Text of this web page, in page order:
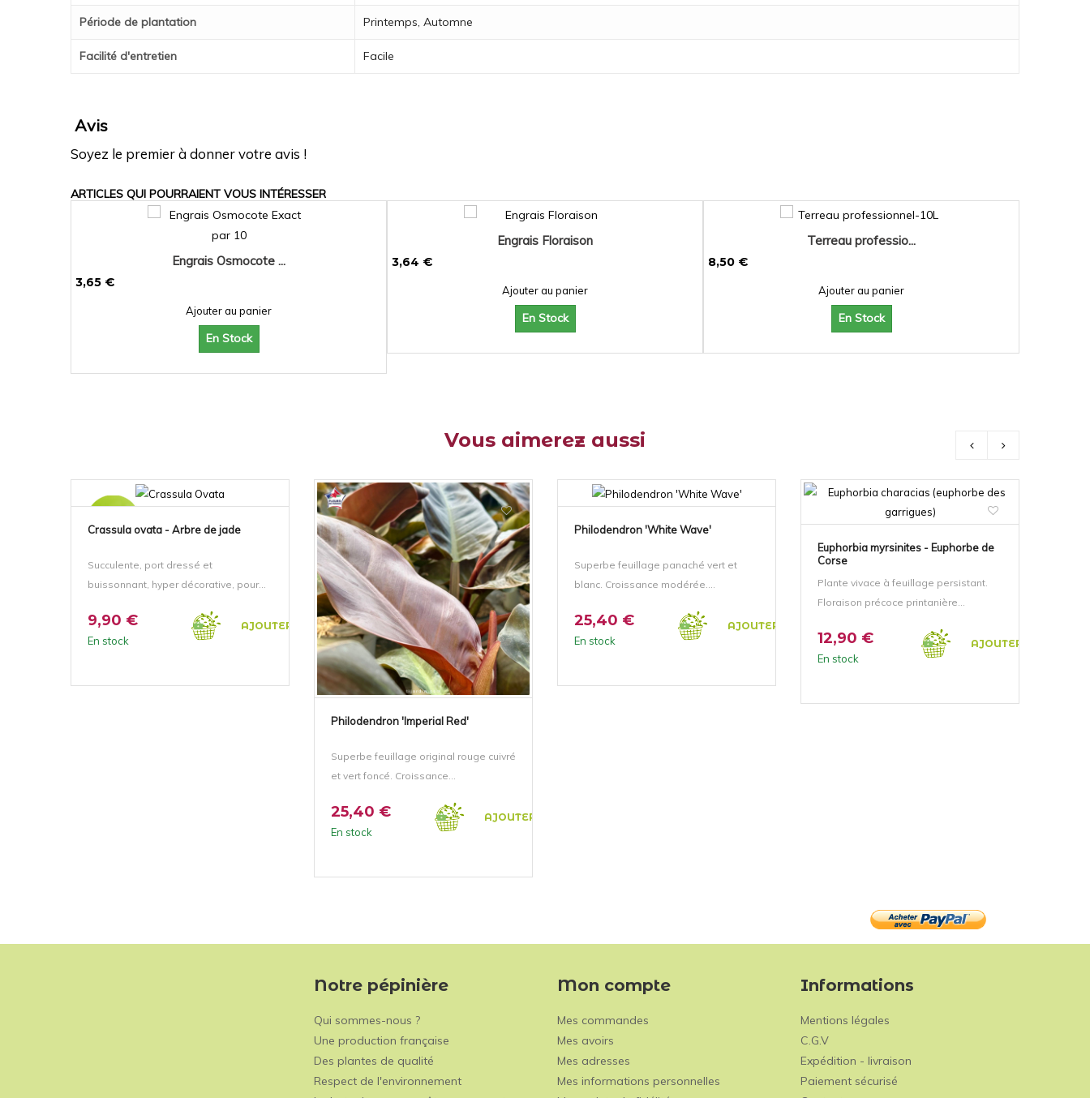
Période de plantation Printemps, Automne
Facilité d'entretien Facile
Avis
Soyez le premier à donner votre avis !
ARTICLES QUI POURRAIENT VOUS INTÉRESSER
Engrais Osmocote ...
3,65 €
Ajouter au panier
En Stock
Engrais Floraison
3,64 €
Ajouter au panier
En Stock
Terreau professio...
8,50 €
Ajouter au panier
En Stock
Vous aimerez aussi
NOUVEAU!
Crassula ovata - Arbre de jade
Succulente, port dressé et
buissonnant, hyper décorative, pour...
9,90 € AJOUTER AU PANIER
En stock
Philodendron 'Imperial Red'
Superbe feuillage original rouge cuivré
et vert foncé. Croissance...
25,40 € AJOUTER AU PANIER
En stock
Philodendron 'White Wave'
Superbe feuillage panaché vert et
blanc. Croissance modérée....
25,40 € AJOUTER AU PANIER
En stock
Euphorbia myrsinites - Euphorbe de
Corse
Plante vivace à feuillage persistant.
Floraison précoce printanière...
12,90 € AJOUTER AU PANIER
En stock
Notre pépinière
Qui sommes-nous ?
Une production française
Des plantes de qualité
Respect de l'environnement
Mon compte
Mes commandes
Mes avoirs
Mes adresses
Mes informations personnelles
Informations
Mentions légales
C.G.V
Expédition - livraison
Paiement sécurisé